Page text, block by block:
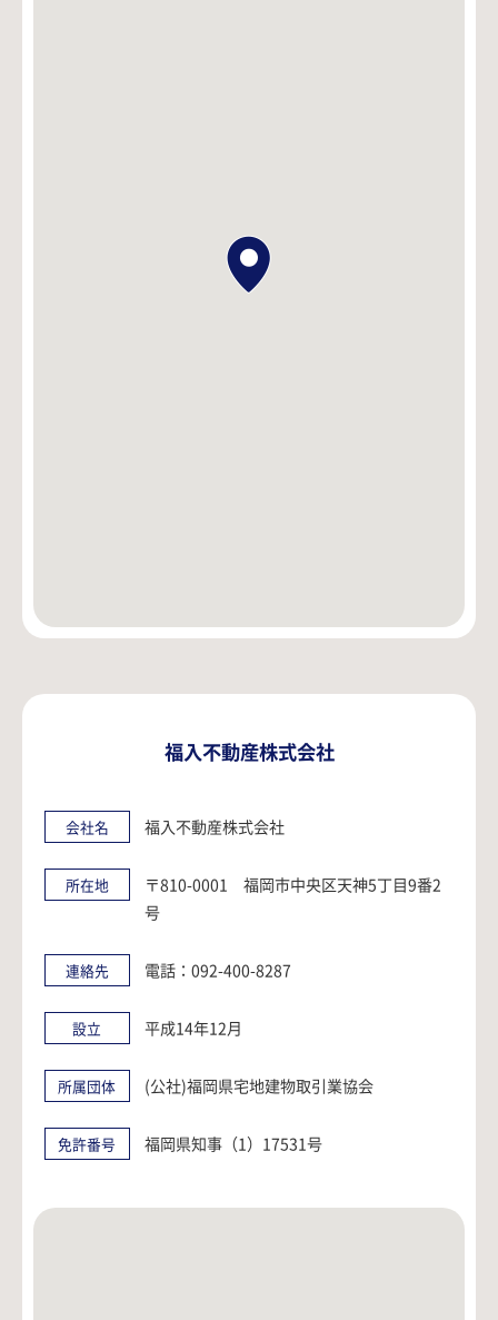
福入不動産株式会社
会社名 福入不動産株式会社
所在地
〒810-0001 福岡市中央区天神5丁目9番2
号
連絡先 電話：092-400-8287
設立 平成14年12月
所属団体 (公社)福岡県宅地建物取引業協会
免許番号 福岡県知事（1）17531号